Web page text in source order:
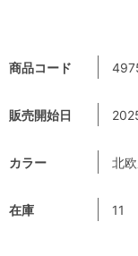
商品コード
販売開始日
カラー 北
在庫 11